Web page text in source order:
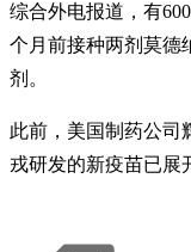
综合外电报道，有
个月前接种两剂莫德
剂。
此前，美国制药公司
戎研发的新疫苗已展